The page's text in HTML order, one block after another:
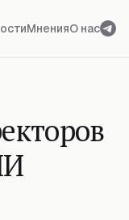
МненияО нас